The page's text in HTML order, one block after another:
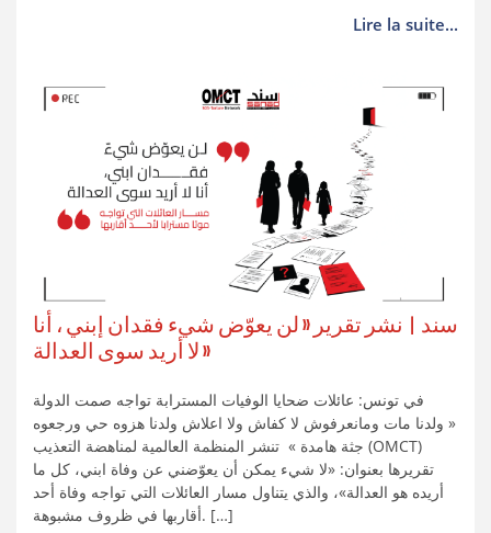
Lire la suite...
سند | نشر تقرير « لن يعوّض شيء فقدان إبني ، أنا
لا أريد سوى العدالة »
في تونس: عائلات ضحايا الوفيات المسترابة تواجه صمت الدولة
« ولدنا مات ومانعرفوش لا كفاش ولا اعلاش ولدنا هزوه حي ورجعوه
جثة هامدة » تنشر المنظمة العالمية لمناهضة التعذيب (OMCT)
تقريرها بعنوان: «لا شيء يمكن أن يعوّضني عن وفاة ابني، كل ما
أريده هو العدالة»، والذي يتناول مسار العائلات التي تواجه وفاة أحد
أقاربها في ظروف مشبوهة. […]